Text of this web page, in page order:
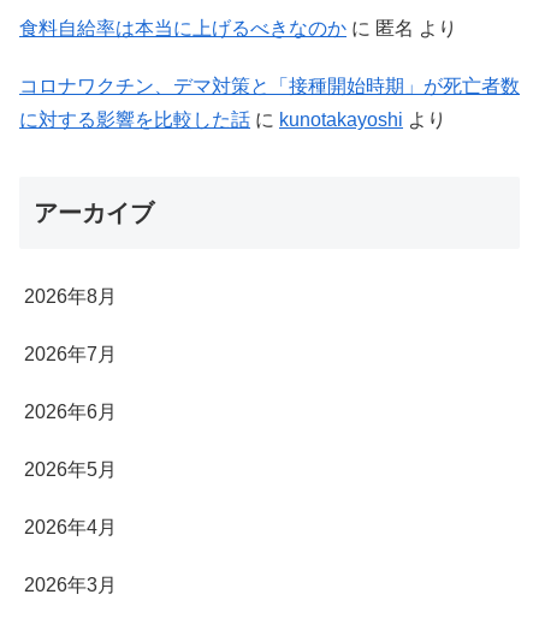
食料自給率は本当に上げるべきなのか に 匿名 より
コロナワクチン、デマ対策と「接種開始時期」が死亡者数
に対する影響を比較した話 に kunotakayoshi より
アーカイブ
2026年8月
2026年7月
2026年6月
2026年5月
2026年4月
2026年3月